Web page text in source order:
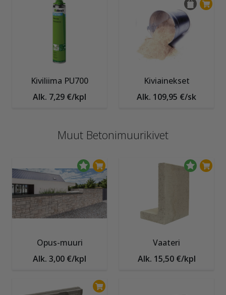
Kiviliima PU700
Alk. 7,29 €/kpl
Kiviainekset
Alk. 109,95 €/sk
Muut Betonimuurikivet
Opus-muuri
Alk. 3,00 €/kpl
Vaateri
Alk. 15,50 €/kpl